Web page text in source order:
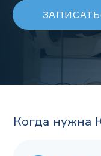
+7 (495) 132-31-03
Когда нужна